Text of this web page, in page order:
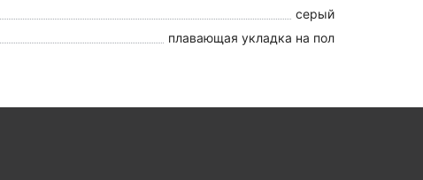
серый
плавающая укладка на пол